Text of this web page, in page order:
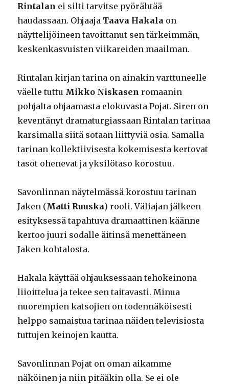
Rintalan ei silti tarvitse pyörähtää
haudassaan. Ohjaaja Taava Hakala on
näyttelijöineen tavoittanut sen tärkeimmän,
keskenkasvuisten viikareiden maailman.
Rintalan kirjan tarina on ainakin varttuneelle
väelle tuttu Mikko Niskasen romaanin
pohjalta ohjaamasta elokuvasta Pojat. Siren on
keventänyt dramaturgiassaan Rintalan tarinaa
karsimalla siitä sotaan liittyviä osia. Samalla
tarinan kollektiivisesta kokemisesta kertovat
tasot ohenevat ja yksilötaso korostuu.
Savonlinnan näytelmässä korostuu tarinan
Jaken (Matti Ruuska) rooli. Väliajan jälkeen
esityksessä tapahtuva dramaattinen käänne
kertoo juuri sodalle äitinsä menettäneen
Jaken kohtalosta.
Hakala käyttää ohjauksessaan tehokeinona
liioittelua ja tekee sen taitavasti. Minua
nuorempien katsojien on todennäköisesti
helppo samaistua tarinaa näiden televisiosta
tuttujen keinojen kautta.
Savonlinnan Pojat on oman aikamme
näköinen ja niin pitääkin olla. Se ei ole